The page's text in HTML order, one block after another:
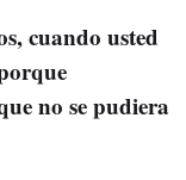
cuando usted
no se pudiera